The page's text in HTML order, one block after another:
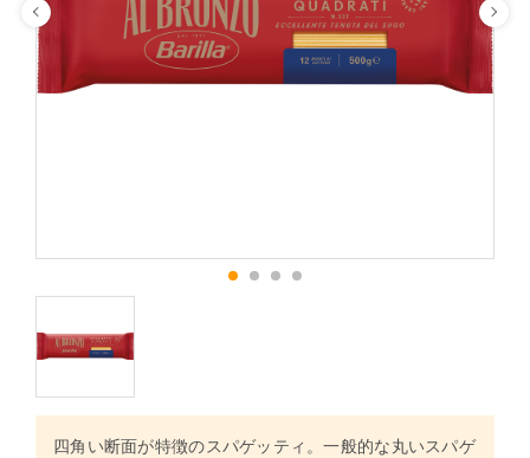
Previous
四角い断面が特徴のスパゲッティ。一般的な丸いスパゲ